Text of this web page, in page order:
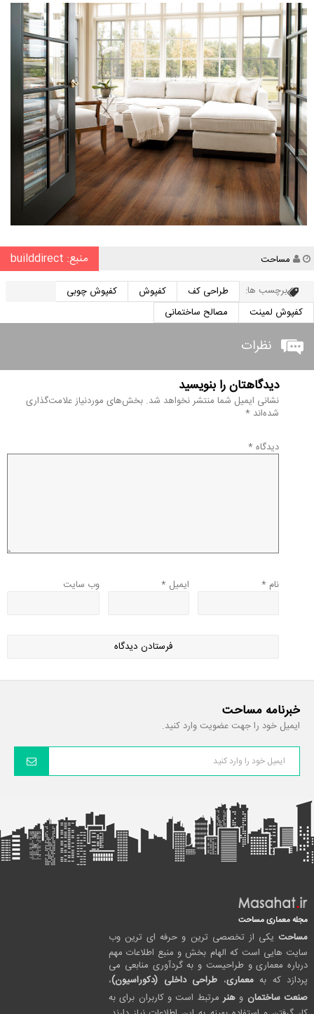
نویسنده
مساحت منبع: builddirect
برچسب ها: طراحی کف کفپوش
کفپوش چوبی
کفپوش لمینت
مصالح ساختمانی
نظرات
دیدگاهتان را بنویسید
نشانی ایمیل شما منتشر نخواهد شد. بخش‌های موردنیاز علامت‌گذاری
شده‌اند *
دیدگاه *
نام * ایمیل * وب‌ سایت
خبرنامه مساحت
ایمیل خود را جهت عضویت وارد کنید.
مجله معماری مساحت
مساحت یکی از تخصصی ترین و حرفه ای ترین وب
سایت هایی است که الهام بخش و منبع اطلاعات مهم
درباره معماری و طراحیست و به گردآوری منابعی می
پردازد که بهمعماری، طراحی داخلی (دکوراسیون)،
صنعت ساختمان و هنرمرتبط است و کاربران برای به